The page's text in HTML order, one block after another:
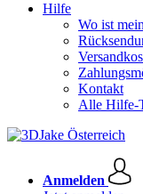
Hilfe
Wo ist
Kontakt
Alle Hilfe-
Anmelden